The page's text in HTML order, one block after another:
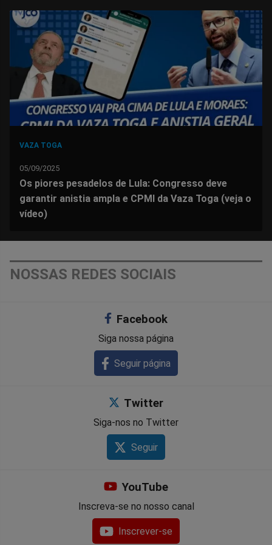
no
Facebook
no
Whatsapp
no
Twitter
no
Messenger
no
Telegram
no
Gettr
VAZA TOGA
05/09/2025
Os piores pesadelos de Lula: Congresso deve
garantir anistia ampla e CPMI da Vaza Toga (veja o
vídeo)
NOSSAS REDES SOCIAIS
Facebook
Siga nossa página
Seguir página
Twitter
Siga-nos no Twitter
Seguir
YouTube
Inscreva-se no nosso canal
Inscrever-se